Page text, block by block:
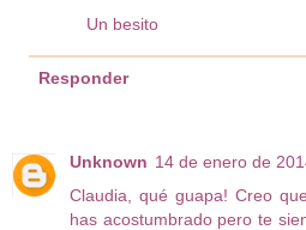
Un besito
Responder
Unknown 14 de enero de
Claudia, qué guapa! Creo
has acostumbrado pero te